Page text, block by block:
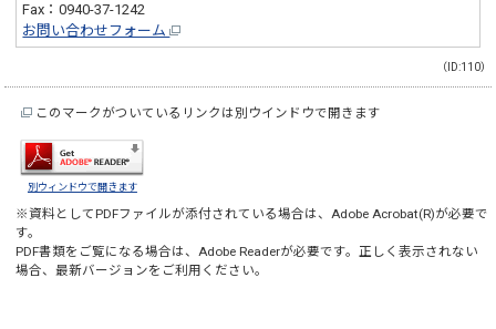
Fax：0940-37-1242
お問い合わせフォーム
（ID:110）
このマークがついているリンクは別ウインドウで開きます
別ウィンドウで開きます
※資料としてPDFファイルが添付されている場合は、Adobe Acrobat(R)が必要で
す。
PDF書類をご覧になる場合は、Adobe Readerが必要です。正しく表示されない
場合、最新バージョンをご利用ください。